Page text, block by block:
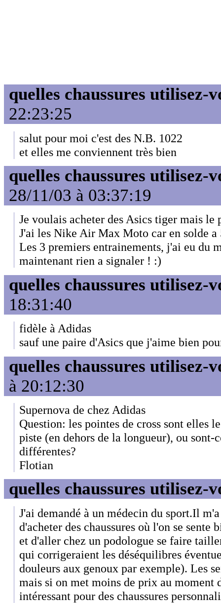
quelles chaussures utilisez-
22:23:25
salut pour moi c'est des N.B. 1022
et elles me conviennent très bien
quelles chaussures utilisez-
28/11/03 à 03:37:19
Je voulais acheter des Asics tiger mais
J'ai les Nike Air Max Moto car en solde a
Les 3 premiers entrainements, j'ai eu du
maintenant rien a signaler ! :)
quelles chaussures utilisez-
18:31:40
fidèle à Adidas
sauf une paire d'Asics que j'aime bien
quelles chaussures utilisez-
à 20:12:30
Supernova de chez Adidas
Question: les pointes de cross sont elles
piste (en dehors de la longueur), ou sont-
différentes?
Flotian
quelles chaussures utilisez-
J'ai demandé à un médecin du sport.Il
d'acheter des chaussures où l'on se sente
et d'aller chez un podologue se faire
qui corrigeraient les déséquilibres
douleurs aux genoux par exemple). Les
mais si on met moins de prix au moment
intéressant pour des chaussures